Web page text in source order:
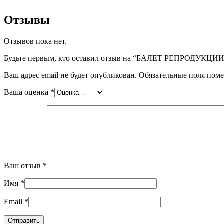
Отзывы
Отзывов пока нет.
Будьте первым, кто оставил отзыв на “БАЛЕТ
Ваш адрес email не будет опубликован. Обязательные поля
Ваша оценка *
Ваш отзыв *
Имя *
Email *